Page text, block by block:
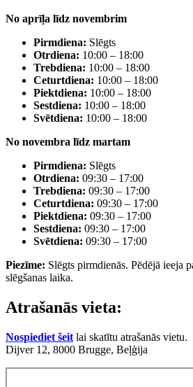
No aprīļa līdz novembrim
Pirmdiena: Slēgts
Otrdiena: 10:00 – 18:00
Trebdiena: 10:00 – 18:00
Ceturtdiena: 10:00 – 18:00
Piektdiena: 10:00 – 18:00
Sestdiena: 10:00 – 18:00
Svētdiena: 10:00 – 18:00
No novembra līdz martam
Pirmdiena: Slēgts
Otrdiena: 09:30 – 17:00
Trebdiena: 09:30 – 17:00
Ceturtdiena: 09:30 – 17:00
Piektdiena: 09:30 – 17:00
Sestdiena: 09:30 – 17:00
Svētdiena: 09:30 – 17:00
Piezīme: Slēgts pirmdienās. Pēdējā ieeja
slēgšanas laika.
Atrašanās vieta:
Nospiediet šeit lai skatītu atrašanās vietu.
Dijver 12, 8000 Brugge, Beļģija